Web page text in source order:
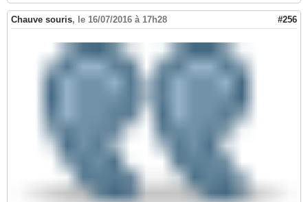
Chauve souris, le 16/07/2016 à 17h28 #256